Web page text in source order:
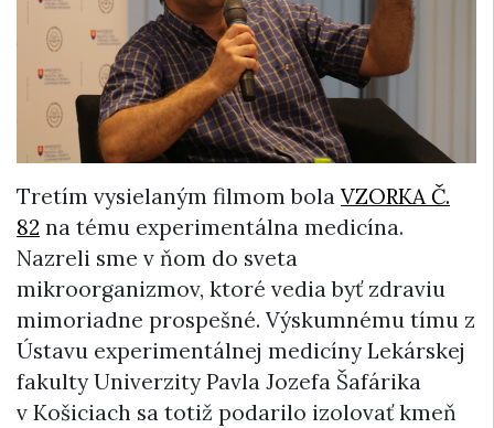
Tretím vysielaným filmom bola VZORKA Č.
82 na tému experimentálna medicína.
Nazreli sme v ňom do sveta
mikroorganizmov, ktoré vedia byť zdraviu
mimoriadne prospešné. Výskumnému tímu z
Ústavu experimentálnej medicíny Lekárskej
fakulty Univerzity Pavla Jozefa Šafárika
v Košiciach sa totiž podarilo izolovať kmeň